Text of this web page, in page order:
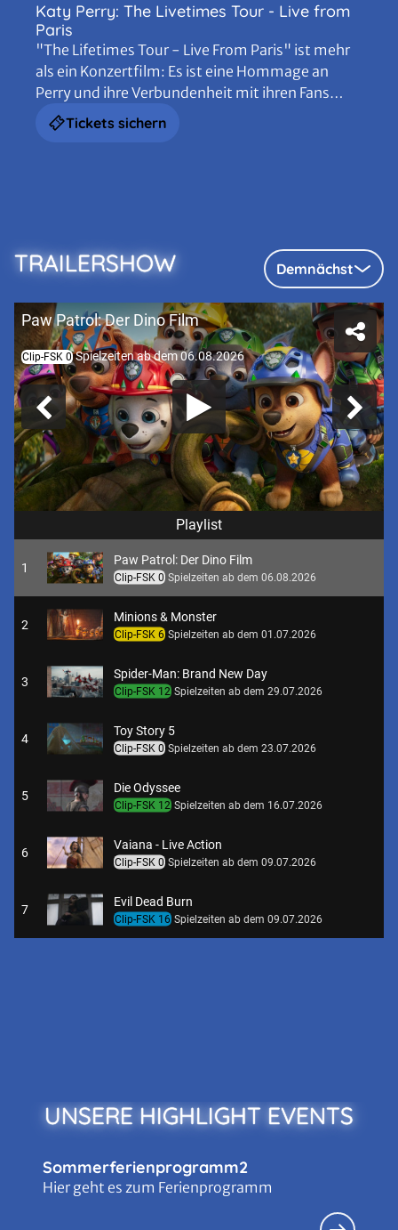
Katy Perry: The Livetimes Tour - Live from
Paris
"The Lifetimes Tour - Live From Paris" ist mehr
als ein Konzertfilm: Es ist eine Hommage an
Perry und ihre Verbundenheit mit ihren Fans
sowie an die Musik, die eine ganze Generation
geprägt hat.
Tickets sichern
TRAILERSHOW Demnächst
Paw Patrol: Der Dino Film
Clip-FSK 0Spielzeiten ab dem 06.08.2026
Playlist
1
Paw Patrol: Der Dino Film
Clip-FSK 0 Spielzeiten ab dem 06.08.2026
2
Minions & Monster
Clip-FSK 6 Spielzeiten ab dem 01.07.2026
3
Spider-Man: Brand New Day
Clip-FSK 12 Spielzeiten ab dem 29.07.2026
4
Toy Story 5
Clip-FSK 0 Spielzeiten ab dem 23.07.2026
5
Die Odyssee
Clip-FSK 12 Spielzeiten ab dem 16.07.2026
6
Vaiana - Live Action
Clip-FSK 0 Spielzeiten ab dem 09.07.2026
7
Evil Dead Burn
Clip-FSK 16 Spielzeiten ab dem 09.07.2026
Disclosure Day - Der Tag der Wahrheit
UNSERE HIGHLIGHT EVENTS
Sommerferienprogramm2
Hier geht es zum Ferienprogramm